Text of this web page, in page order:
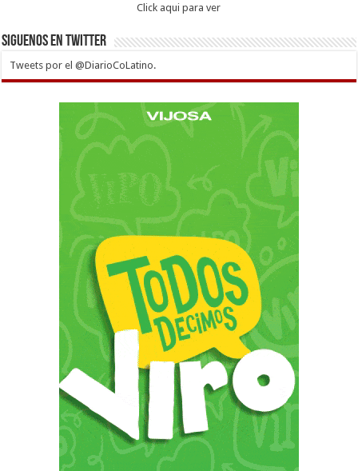
Click aqui para ver
Siguenos en twitter
Tweets por el @DiarioCoLatino.